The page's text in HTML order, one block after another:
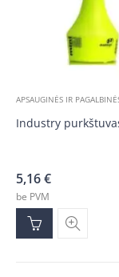
Industry
5,16€
be PVM